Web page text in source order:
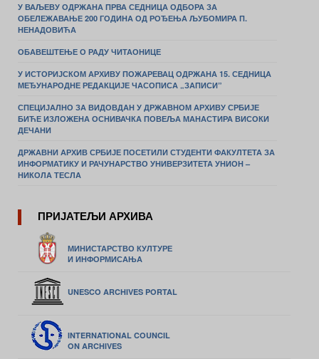
У ВАЉЕВУ ОДРЖАНА ПРВА СЕДНИЦА ОДБОРА ЗА
ОБЕЛЕЖАВАЊЕ 200 ГОДИНА ОД РОЂЕЊА ЉУБОМИРА П.
НЕНАДОВИЋА
ОБАВЕШТЕЊЕ О РАДУ ЧИТАОНИЦЕ
У ИСТОРИЈСКОМ АРХИВУ ПОЖАРЕВАЦ ОДРЖАНА 15. СЕДНИЦА
МЕЂУНАРОДНЕ РЕДАКЦИЈЕ ЧАСОПИСА „ЗАПИСИ”
СПЕЦИЈАЛНО ЗА ВИДОВДАН У ДРЖАВНОМ АРХИВУ СРБИЈЕ
БИЋЕ ИЗЛОЖЕНА ОСНИВАЧКА ПОВЕЉА МАНАСТИРА ВИСОКИ
ДЕЧАНИ
ДРЖАВНИ АРХИВ СРБИЈЕ ПОСЕТИЛИ СТУДЕНТИ ФАКУЛТЕТА ЗА
ИНФОРМАТИКУ И РАЧУНАРСТВО УНИВЕРЗИТЕТА УНИОН –
НИКОЛА ТЕСЛА
ПРИЈАТЕЉИ АРХИВА
МИНИСТАРСТВО КУЛТУРЕ
И ИНФОРМИСАЊА
UNESCO ARCHIVES PORTAL
INTERNATIONAL COUNCIL
ON ARCHIVES